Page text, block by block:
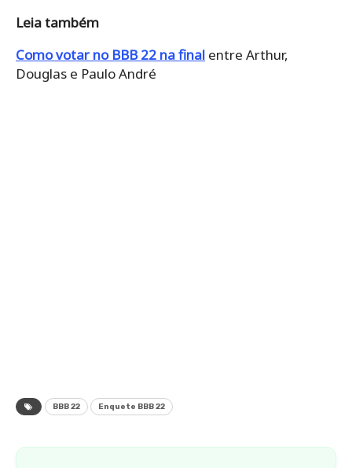
Leia também
Como votar no BBB 22 na final entre Arthur,
Douglas e Paulo André
BBB 22 Enquete BBB 22